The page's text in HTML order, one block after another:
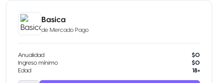
Basica
de Mercado Pago
Anualidad
$0
Ingreso mínimo
$0
Edad
18+